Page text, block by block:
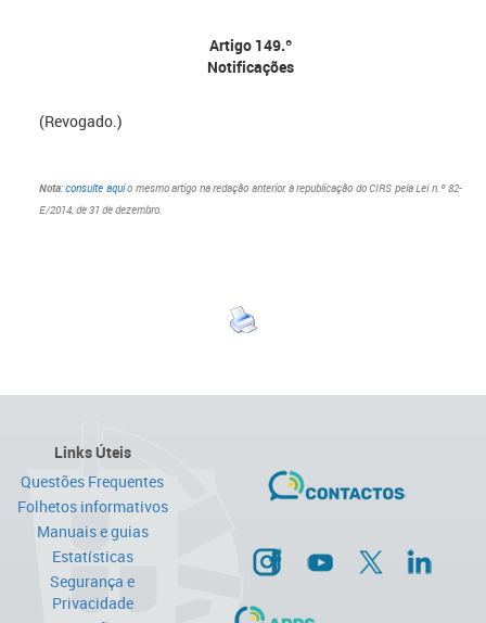
Artigo 149.º
Notificações
(Revogado.)
Nota:consulte aquio mesmo artigo na redação anterior à republicação do CIRS pela Lei n.º 82-
E/2014, de 31 de dezembro.
Links Úteis
Questões Frequentes
Folhetos informativos
Manuais e guias
Estatísticas
Segurança e
Privacidade